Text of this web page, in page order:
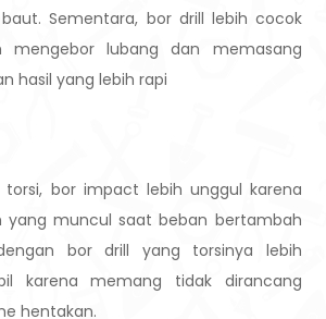
Sementara, bor drill lebih cocok
mengebor lubang dan memasang
hasil yang lebih rapi
torsi, bor impact lebih unggul karena
yang muncul saat beban bertambah
bor drill yang torsinya lebih
karena memang tidak dirancang
hentakan.